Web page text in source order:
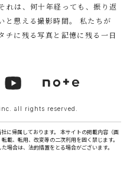
れは、何十年経っても、振り返
と思える撮影時間。
私たちが
チに残る写真と記憶に残る一日
all rights reserved.
に帰属しております。 本サイトの掲載内容（画
載、転用、改変等の二次利用を固く禁じます。
場合は、法的措置をとる場合がございます。